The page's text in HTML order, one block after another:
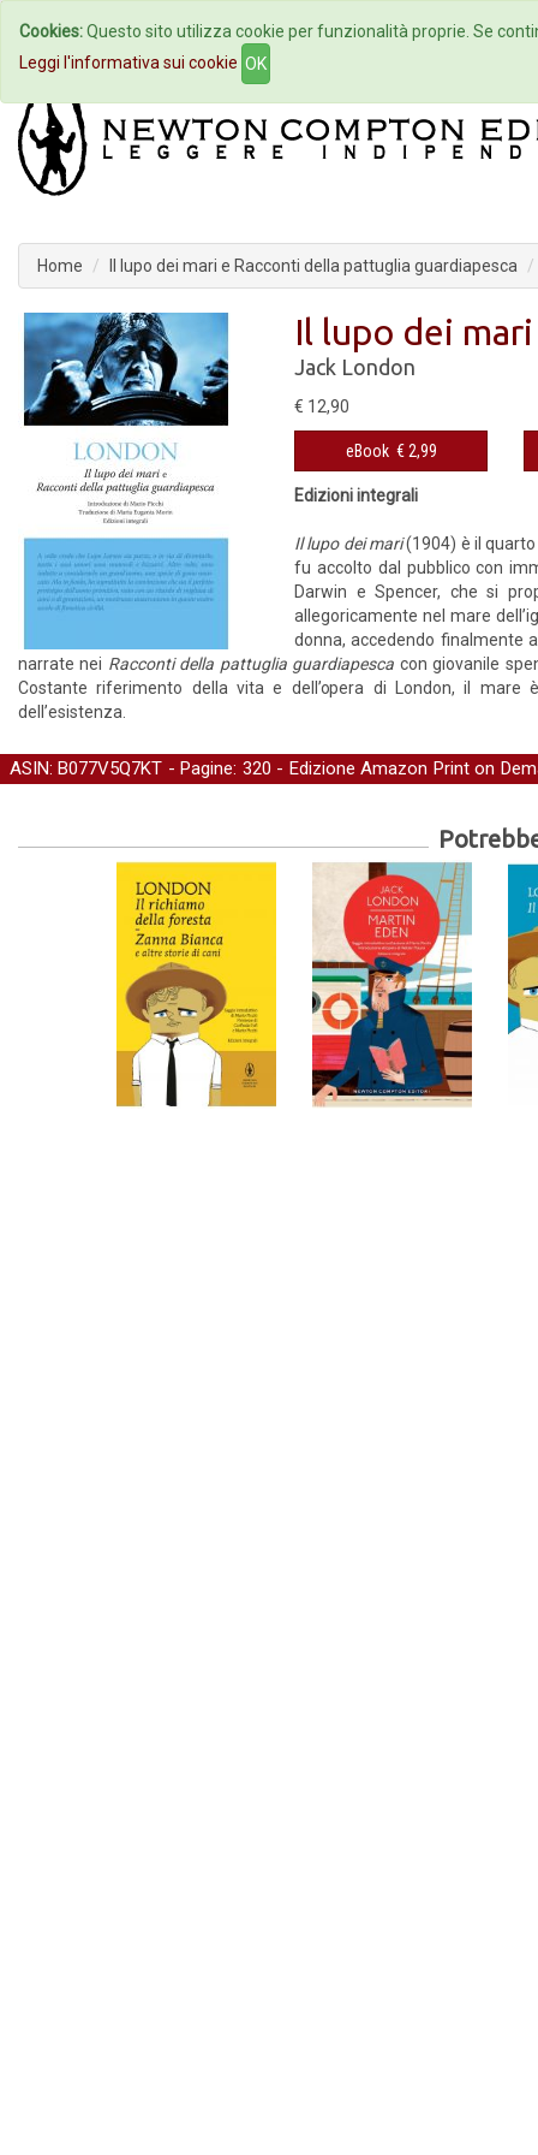
Home Autori Eventi
Home Il lupo dei mari e Racconti della pattuglia guardiapesca
Il lupo dei
Jack London
€ 12,90
eBook € 2,99
Edizioni integrali
Il lupo dei mari(1904) è il quarto
fu accolto dal pubblico con
Darwin e Spencer, che si
allegoricamente nel mare
donna, accedendo finalmente
narrate nei Racconti della pattuglia guardiapesca con giovanile
Costante riferimento della vita e dell’opera di London, il
dell’esistenza.
ASIN: B077V5Q7KT - Pagine: 320 - Edizione Amazon Print on
Cookies:Questo sito utilizza cookie per funzionalità proprie. Se
Leggi l'informativa sui cookie OK